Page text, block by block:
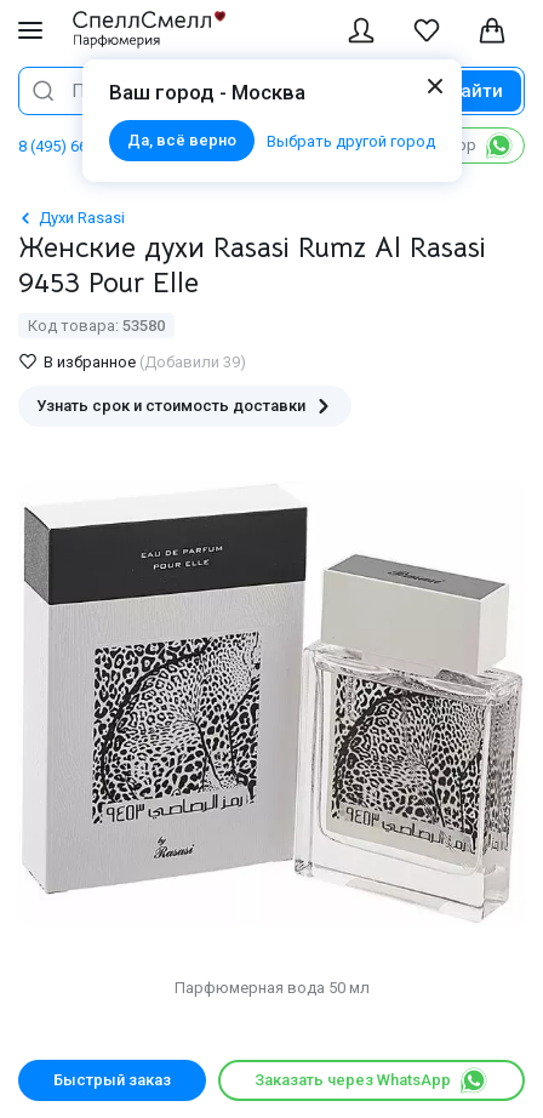
Ваш город - Москва
Да, всё верно Выбрать другой город
Поиск Найти
8 (495) 668 06 02 Написать в WhatsApp
Духи Rasasi
Женские духи Rasasi Rumz Al Rasasi
9453 Pour Elle
Код товара: 53580
В избранное (Добавили 39)
Узнать срок и стоимость доставки
Парфюмерная вода 50 мл
Быстрый заказ Заказать через WhatsApp